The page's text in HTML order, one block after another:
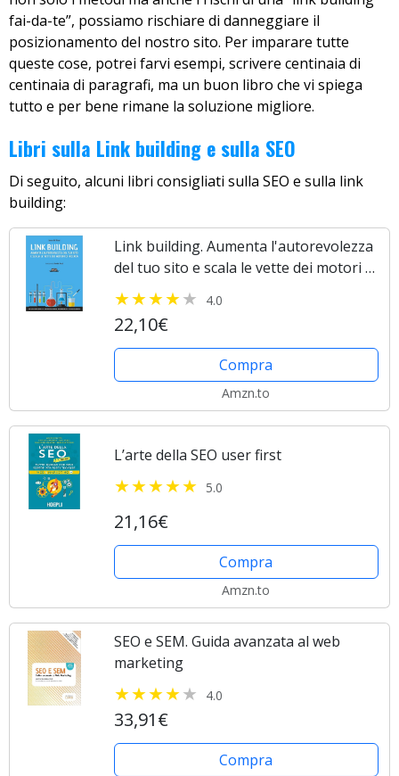
fai-da-te”, possiamo rischiare di danneggiare il
posizionamento del nostro sito. Per imparare tutte
queste cose, potrei farvi esempi, scrivere centinaia di
centinaia di paragrafi, ma un buon libro che vi spiega
tutto e per bene rimane la soluzione migliore.
Libri sulla Link building e sulla SEO
Di seguito, alcuni libri consigliati sulla SEO e sulla link
building:
Link building. Aumenta l'autorevolezza
del tuo sito e scala le vette dei motori di
ricerca
4.0
22,10€
Compra
Amzn.to
L’arte della SEO user first
5.0
21,16€
Compra
Amzn.to
SEO e SEM. Guida avanzata al web
marketing
4.0
33,91€
Compra